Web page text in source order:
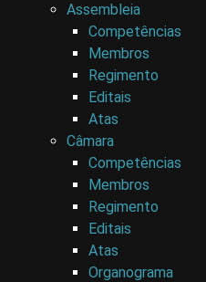
Assembleia
Competências
Membros
Regimento
Editais
Atas
Câmara
Competências
Membros
Regimento
Editais
Atas
Organograma